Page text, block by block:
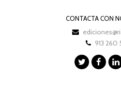
CONTACTA CON
913 260